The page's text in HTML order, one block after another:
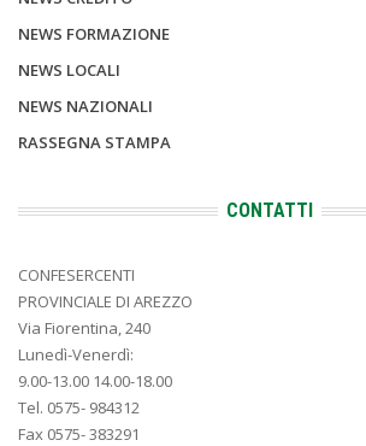
NEWS FORMAZIONE
NEWS LOCALI
NEWS NAZIONALI
RASSEGNA STAMPA
CONTATTI
CONFESERCENTI
PROVINCIALE DI AREZZO
Via Fiorentina, 240
Lunedì-Venerdì:
9.00-13.00 14.00-18.00
Tel. 0575- 984312
Fax 0575- 383291